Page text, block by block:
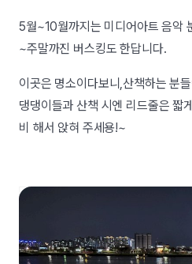
5월~10월까지는 미디어아트 음악
~주말까진 버스킹도 한답니다.
이곳은 명소이다보니,산책하는 분
댕댕이들과 산책 시엔 리드줄은 짧
비 해서 앉혀 주세용!~